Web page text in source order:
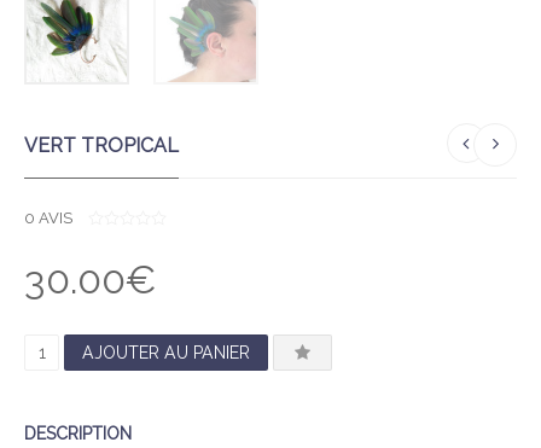
VERT TROPICAL
0 AVIS
U
T
5
30.00€
N
AJOUTER AU PANIER
DESCRIPTION